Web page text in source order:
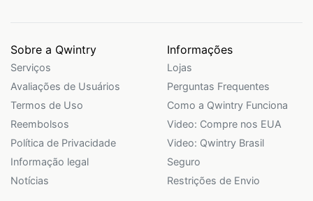
Sobre a Qwintry
Serviços
Avaliações de Usuários
Termos de Uso
Reembolsos
Política de Privacidade
Informação legal
Notícias
Informações
Lojas
Perguntas Frequentes
Como a Qwintry Funciona
Video: Compre nos EUA
Video: Qwintry Brasil
Seguro
Restrições de Envio